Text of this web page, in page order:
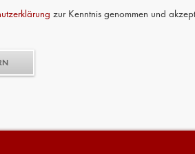
zur Kenntnis genommen und